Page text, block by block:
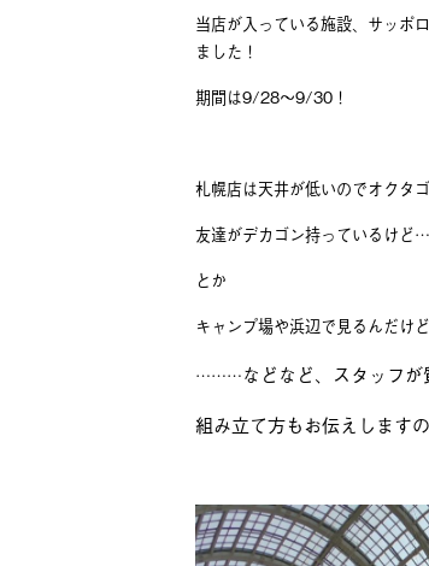
当店が入っている施設、サッポ
ました！
期間は9/28～9/30！
札幌店は天井が低いのでオクタ
友達がデカゴン持っているけど
とか
キャンプ場や浜辺で見るんだけ
………などなど、スタッフが
組み立て方もお伝えします